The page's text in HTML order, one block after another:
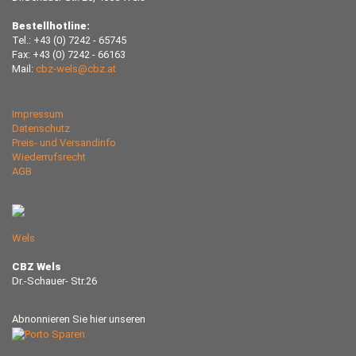
Bestellhotline:
Tel.: +43 (0) 7242 - 65745
Fax: +43 (0) 7242 - 66163
Mail: cbz-wels@cbz.at
Impressum
Datenschutz
Preis- und Versandinfo
Wiederrufsrecht
AGB
Wels
CBZ Wels
Dr.-Schauer- Str.26
Abnonnieren Sie hier unseren